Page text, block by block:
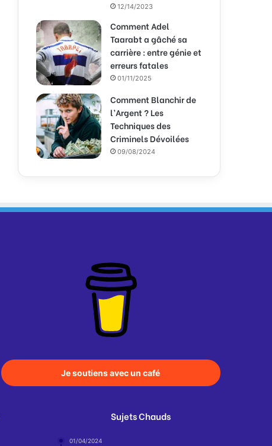
12/14/2023
Comment Adel
Taarabt a gâché sa
carrière : entre génie et
erreurs fatales
01/11/2025
Comment Blanchir de
l’Argent ? Les
Techniques des
Criminels Dévoilées
09/08/2024
Je soutiens avec un café
Sujets Chauds
01/04/2024